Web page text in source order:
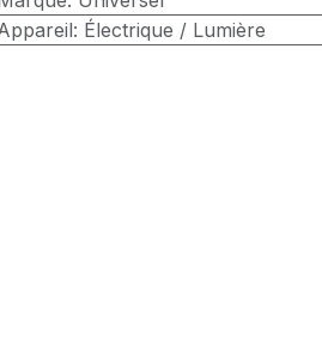
: Électrique / Lumière